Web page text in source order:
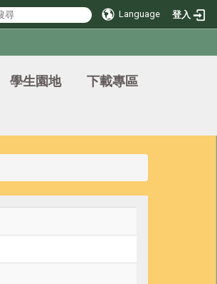
Language 登入
學生園地
下載專區